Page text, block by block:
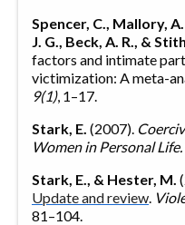
Spencer, C., Mallory,
J. G., Beck, A. R., &
factors and intimate
victimization: A meta-
9(1), 1–17.
Stark, E. (2007).
Women in Personal Life.
Stark, E., & Hester, M.
Update and review
81–104.